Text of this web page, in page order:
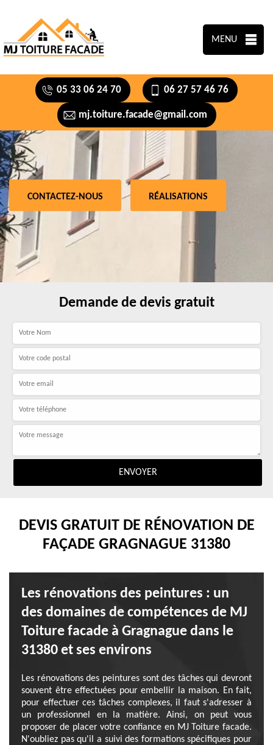
MENU
05 33 06 24 70 06 27 57 46 76
mj.toiture.facade@gmail.com
CONTACTEZ-NOUS RÉALISATIONS
Demande de devis gratuit
DEVIS GRATUIT DE RÉNOVATION DE
FAÇADE GRAGNAGUE 31380
Les rénovations des peintures : un
des domaines de compétences de MJ
Toiture facade à Gragnague dans le
31380 et ses environs
Les rénovations des peintures sont des tâches qui devront
souvent être effectuées pour embellir la maison. En fait,
pour effectuer ces tâches complexes, il faut s'adresser à
un professionnel en la matière. Ainsi, on peut vous
proposer de placer votre confiance en MJ Toiture facade.
N'oubliez pas qu'il a suivi des formations spécifiques pour